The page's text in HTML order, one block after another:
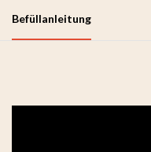
Befüllanleitung